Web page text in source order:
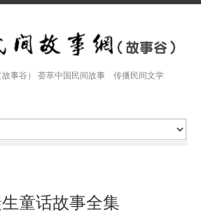
故事谷） 荟萃中国民间故事 传播民间文学
童话故事全集